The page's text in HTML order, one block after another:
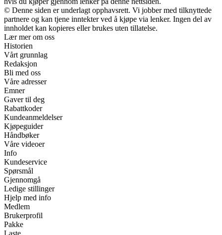
© Denne siden er underlagt opphavsrett. Vi jobber med tilknyttede
partnere og kan tjene inntekter ved å kjøpe via lenker. Ingen del av
innholdet kan kopieres eller brukes uten tillatelse.
Lær mer om oss
Historien
Vårt grunnlag
Redaksjon
Bli med oss
Våre adresser
Emner
Gaver til deg
Rabattkoder
Kundeanmeldelser
Kjøpeguider
Håndbøker
Våre videoer
Info
Kundeservice
Spørsmål
Gjennomgå
Ledige stillinger
Hjelp med info
Medlem
Brukerprofil
Pakke